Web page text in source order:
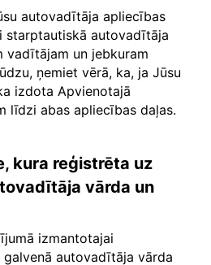
autovadītāja apliecības
starptautiskā autovadītāja
vadītājam un jebkuram
ņemiet vērā, ka, ja Jūsu
izdota Apvienotajā
līdzi abas apliecības daļas.
kura reģistrēta uz
vārda un
izmantotajai
autovadītāja vārda